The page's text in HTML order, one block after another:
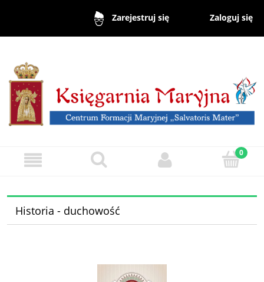
Zarejestruj się Zaloguj się
Historia - duchowość